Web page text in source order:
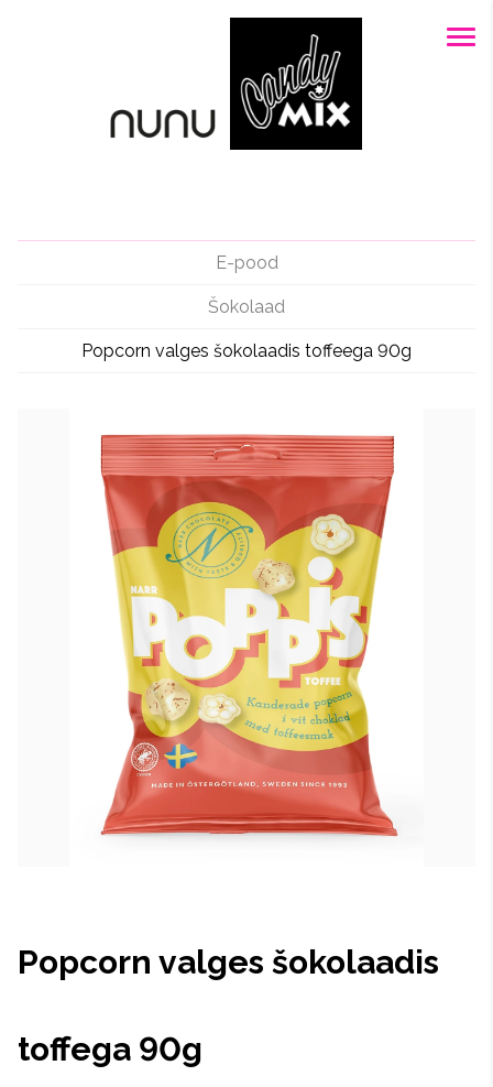
E-pood
Šokolaad
Popcorn valges šokolaadis toffeega 90g
Popcorn valges šokolaadis
toffega 90g